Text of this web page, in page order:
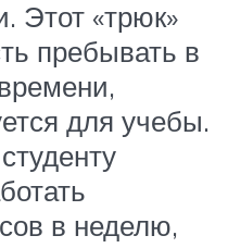
Этот «трюк»
пребывать в
для учебы.
в неделю,